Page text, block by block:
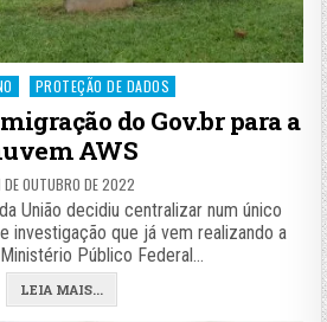
PROTEÇÃO DE DADOS
do Gov.br para a
AWS
DE OUTUBRO DE 2022
União decidiu centralizar num único
investigação que já vem realizando a
Público Federal…
LEIA MAIS...